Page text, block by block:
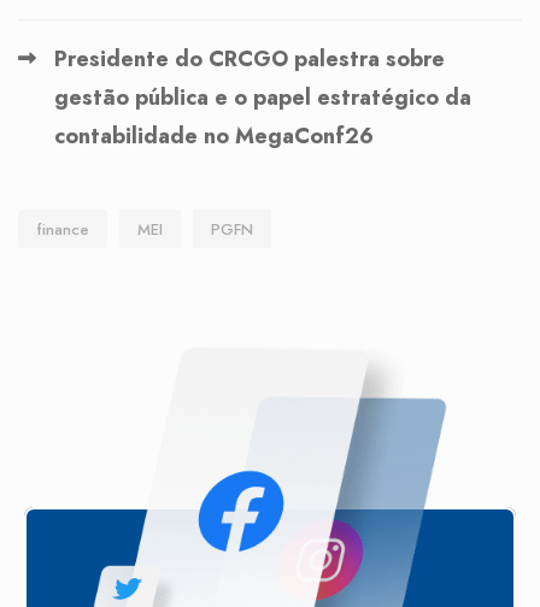
Presidente do CRCGO palestra sobre
gestão pública e o papel estratégico da
contabilidade no MegaConf26
finance MEI PGFN